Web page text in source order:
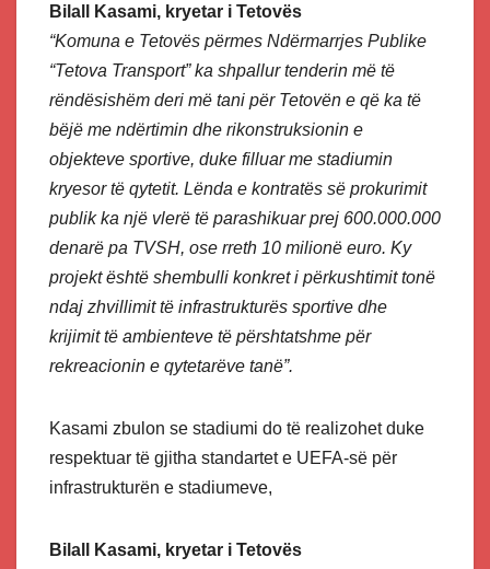
Bilall Kasami, kryetar i Tetovës
“Komuna e Tetovës përmes Ndërmarrjes Publike
“Tetova Transport” ka shpallur tenderin më të
rëndësishëm deri më tani për Tetovën e që ka të
bëjë me ndërtimin dhe rikonstruksionin e
objekteve sportive, duke filluar me stadiumin
kryesor të qytetit. Lënda e kontratës së prokurimit
publik ka një vlerë të parashikuar prej 600.000.000
denarë pa TVSH, ose rreth 10 milionë euro. Ky
projekt është shembulli konkret i përkushtimit tonë
ndaj zhvillimit të infrastrukturës sportive dhe
krijimit të ambienteve të përshtatshme për
rekreacionin e qytetarëve tanë”.
Kasami zbulon se stadiumi do të realizohet duke
respektuar të gjitha standartet e UEFA-së për
infrastrukturën e stadiumeve,
Bilall Kasami, kryetar i Tetovës